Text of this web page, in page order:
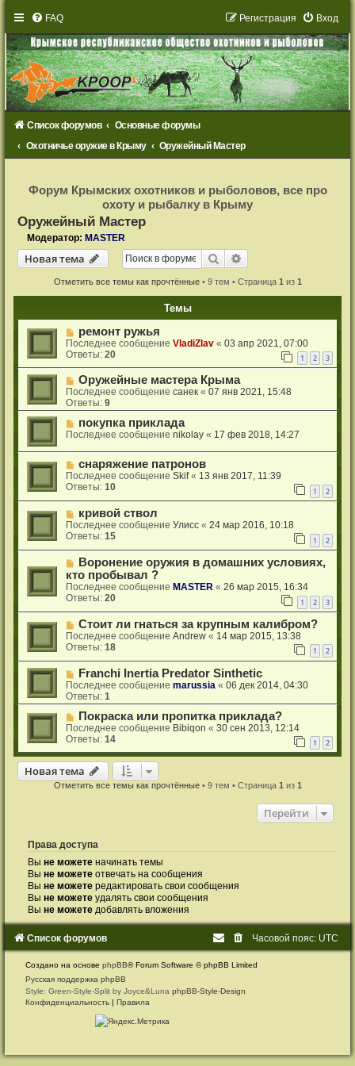
FAQ Вход
Регистрация
Список форумов
Основные форумы
Охотничье оружие в Крыму
Оружейный Мастер
с
т
ц
и
Форум Крымских охотников и рыболовов, все про
охоту и рыбалку в Крыму
Оружейный Мастер
Модератор: MASTER
Новая тема
Новаятема Поиск
Отметить все темы как прочтённые• 9 тем • Страница 1 из 1
Темы
ремонт ружья
Последнее сообщениеVladiZlav «03 апр 2021, 07:00
Ответы:20 1 2 3
Оружейные мастера Крыма
Последнее сообщениесанек «07 янв 2021, 15:48
Ответы:9
покупка приклада
Последнее сообщениеnikolay « 17 фев 2018, 14:27
снаряжение патронов
Последнее сообщениеSkif« 13 янв 2017, 11:39
Ответы:10 1 2
кривой ствол
Последнее сообщениеУлисс «24 мар 2016, 10:18
Ответы:15 1 2
Воронение оружия в домашних условиях,
кто пробывал ?
Последнее сообщение MASTER «26 мар 2015, 16:34
Ответы:20 1 2 3
Стоит ли гнаться за крупным калибром?
Последнее сообщениеAndrew « 14 мар 2015, 13:38
Ответы:18 1 2
Franchi Inertia Predator Sinthetic
Последнее сообщениеmarussia «06 дек 2014, 04:30
Ответы:1
Покраска или пропитка приклада?
Последнее сообщение Bibiqon «30 сен 2013, 12:14
Ответы:14 1 2
Новая тема
Новаятема
Отметить все темы как прочтённые• 9 тем • Страница 1из 1
Перейти
Права доступа
Выне можете начинать темы
Выне можете отвечать на сообщения
Выне можете редактировать свои сообщения
Выне можете удалять свои сообщения
Выне можете добавлять вложения
Список форумов Часовой пояс: UTC
Создано на основеphpBB® Forum Software © phpBB Limited
Русская поддержка phpBB
Style: Green-Style-Split by Joyce&LunaphpBB-Style-Design
Конфиденциальность |Правила